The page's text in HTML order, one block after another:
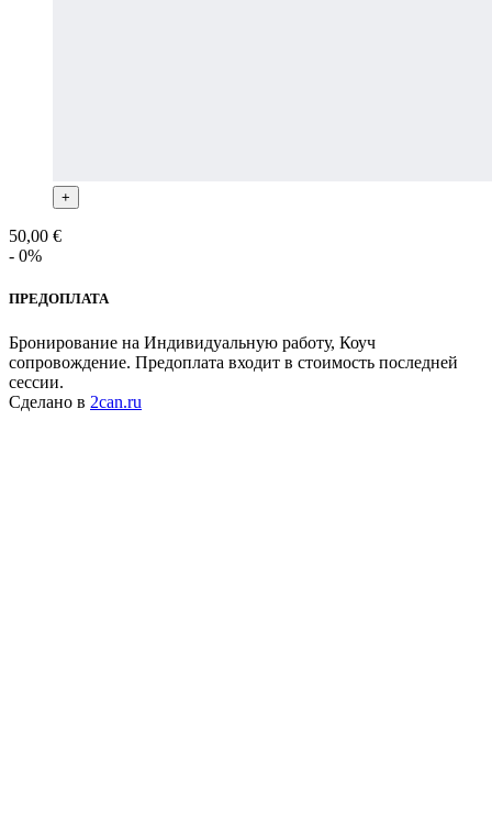
+
50,00 €
- 0%
ПРЕДОПЛАТА
Бронирование на Индивидуальную работу, Коуч
сопровождение. Предоплата входит в стоимость последней
сессии.
Сделано в 2can.ru